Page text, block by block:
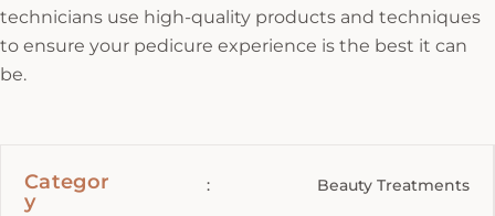
technicians use high-quality products and techniques
to ensure your pedicure experience is the best it can
be.
Categor
y
: Beauty Treatments